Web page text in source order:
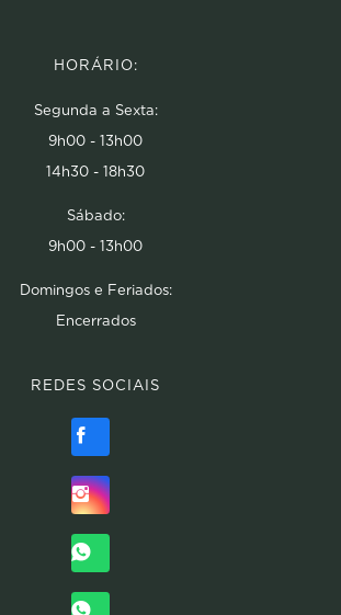
HORÁRIO:
Segunda a Sexta:
9h00 - 13h00
14h30 - 18h30
Sábado:
9h00 - 13h00
Domingos e Feriados:
Encerrados
REDES SOCIAIS